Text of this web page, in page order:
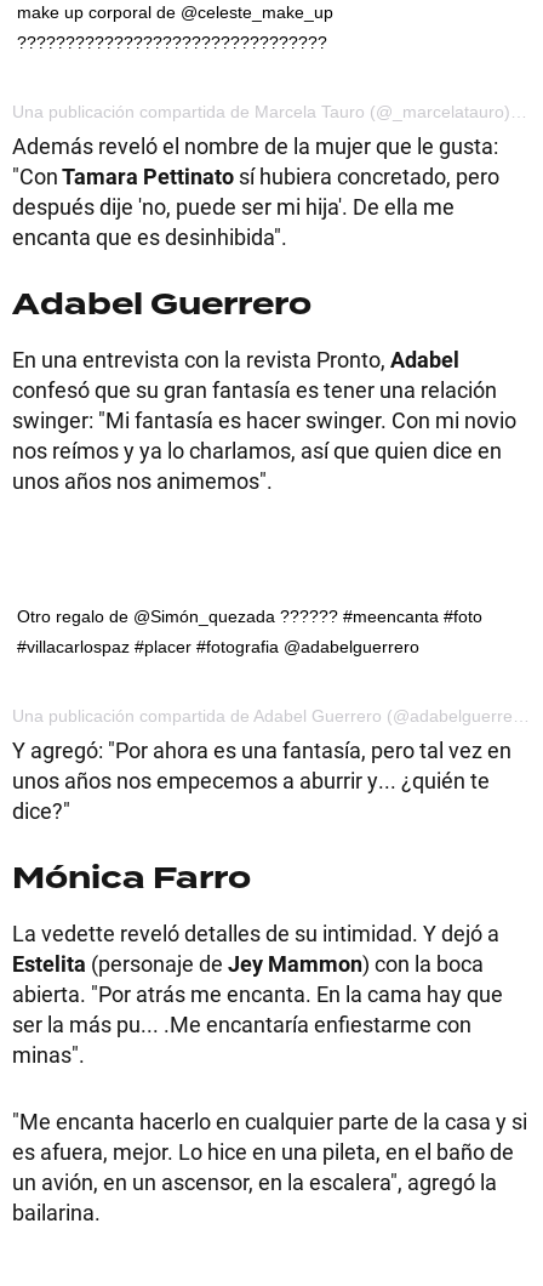
make up corporal de @celeste_make_up
????????????????????????????????
Además reveló el nombre de la mujer que le gusta:
"ConTamara Pettinato sí hubiera concretado, pero
después dije 'no, puede ser mi hija'. De ella me
encanta que es desinhibida".
Adabel Guerrero
En una entrevista con la revista Pronto, Adabel
confesó que su gran fantasía es tener una relación
swinger: "Mi fantasía es hacer swinger. Con mi novio
nos reímos y ya lo charlamos, así que quien dice en
unos años nos animemos".
Otro regalo de @Simón_quezada ?????? #meencanta #foto
#villacarlospaz #placer #fotografia @adabelguerrero
Y agregó: "Por ahora es una fantasía, pero tal vez en
unos años nos empecemos a aburrir y... ¿quién te
dice?"
Mónica Farro
La vedette reveló detalles de su intimidad. Y dejó a
Estelita (personaje de Jey Mammon) con la boca
abierta. "Por atrás me encanta. En la cama hay que
ser la más pu... .Me encantaría enfiestarme con
minas".
"Me encanta hacerlo en cualquier parte de la casa y si
es afuera, mejor. Lo hice en una pileta, en el baño de
un avión, en un ascensor, en la escalera", agregó la
bailarina.